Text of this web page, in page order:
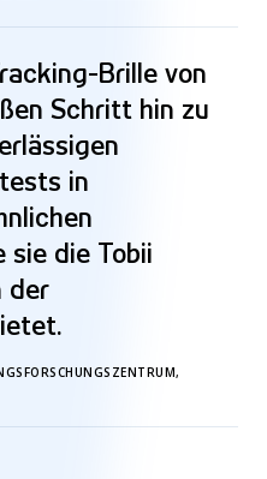
Brille von
Schritt hin zu
in
sie die Tobii
der